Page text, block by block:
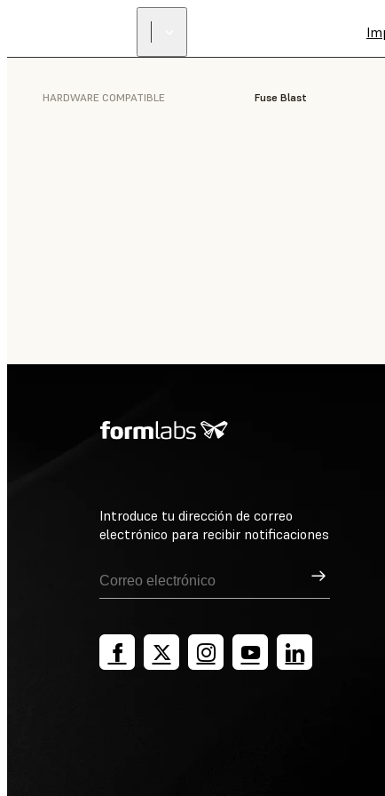
HARDWARE COMPATIBLE Fuse Blast
Introduce tu dirección de correo
electrónico para recibir notificaciones
Suscribirse